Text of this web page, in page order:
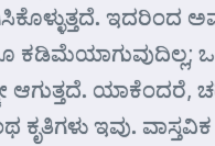
ಇದರಿಂದ
ಕಡಿಮೆಯಾಗುವುದಿಲ್ಲ;
ಆಗುತ್ತದೆ. ಯಾಕೆಂದರೆ,
ಇವು. ವಾಸ್ತವಿಕ